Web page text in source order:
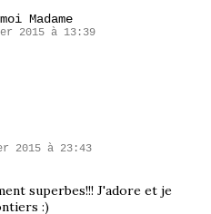
Madame
2015 à 13:39
2015 à 23:43
superbes!!! J'adore et je
:)